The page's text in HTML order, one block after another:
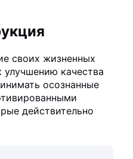
своих жизненных
качества
осознанные
действительно